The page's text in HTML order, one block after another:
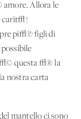
Allora le
carit√†
pi√π figli di
questa √® la
nostra carta
mantello ci sono